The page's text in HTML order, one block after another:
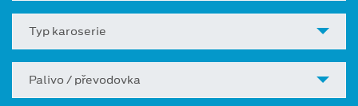
Typ karoserie
Palivo / převodovka